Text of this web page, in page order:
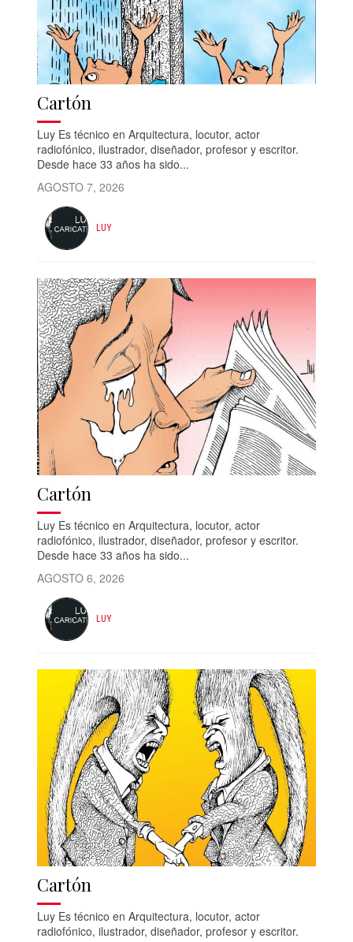
Cartón
Luy Es técnico en Arquitectura, locutor, actor
radiofónico, ilustrador, diseñador, profesor y escritor.
Desde hace 33 años ha sido...
AGOSTO 7, 2026
LUY
Cartón
Luy Es técnico en Arquitectura, locutor, actor
radiofónico, ilustrador, diseñador, profesor y escritor.
Desde hace 33 años ha sido...
AGOSTO 6, 2026
LUY
Cartón
Luy Es técnico en Arquitectura, locutor, actor
radiofónico, ilustrador, diseñador, profesor y escritor.